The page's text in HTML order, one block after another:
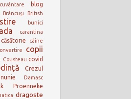
blog
Brâncuși
British
bunici
carantina
căsătorie câine
copii
Cousteau covid
Crezul
Damasc
Proenneke
dragoste